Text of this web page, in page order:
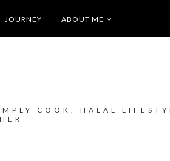
JOURNEY ABOUT ME
COOK, HALAL